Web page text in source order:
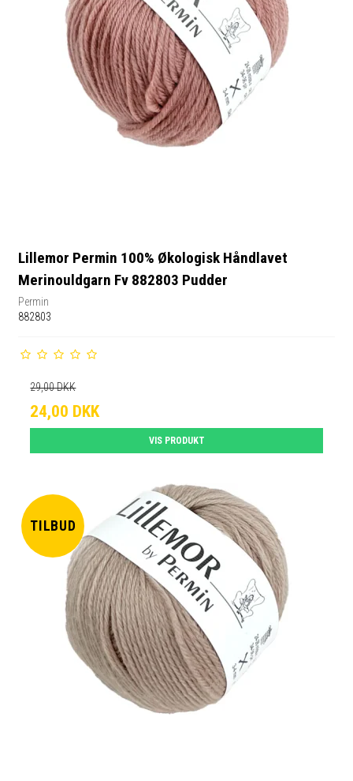
Lillemor Permin 100% Økologisk Håndlavet
Merinouldgarn Fv 882803 Pudder
Permin
882803
29,00 DKK
24,00 DKK
VIS PRODUKT
TILBUD